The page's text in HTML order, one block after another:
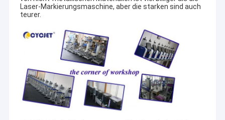
Laser-Markierungsmaschine, aber die starken sind auch
teurer.